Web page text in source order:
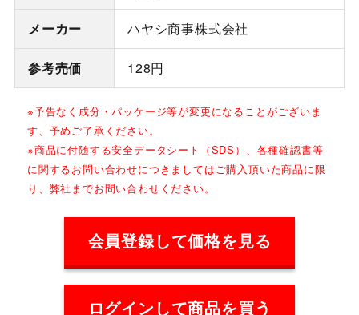
メーカー ハヤシ商事株式会社
参考売価 128円
※予告なく成分・パッケージ等が変更になることがございま
す、予めご了承ください。
※商品に付随する安全データシート（SDS）、各種確認書等
に関するお問い合わせにつきましてはご購入頂いた商品に限
り、弊社までお問い合わせください。
会員登録して価格を見る
ログインして商品を買う